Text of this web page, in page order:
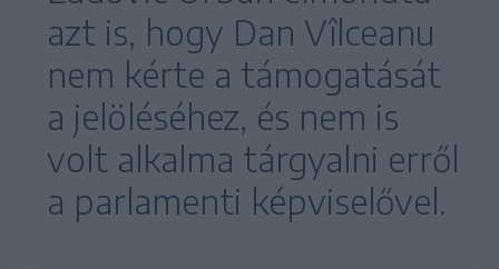
azt is, hogy Dan Vîlceanu
nem kérte a támogatását
a jelöléséhez, és nem is
volt alkalma tárgyalni erről
a parlamenti képviselővel.